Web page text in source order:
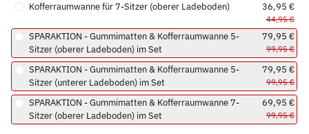
Kofferraumwanne für 7-Sitzer (oberer Ladeboden) 36,95 €
44,95 €
SPARAKTION - Gummimatten & Kofferraumwanne 5-
Sitzer (oberer Ladeboden) im Set
79,95 €
99,95 €
SPARAKTION - Gummimatten & Kofferraumwanne 5-
Sitzer (unterer Ladeboden) im Set
79,95 €
99,95 €
SPARAKTION - Gummimatten & Kofferraumwanne 7-
Sitzer (oberer Ladeboden) im Set
69,95 €
99,95 €